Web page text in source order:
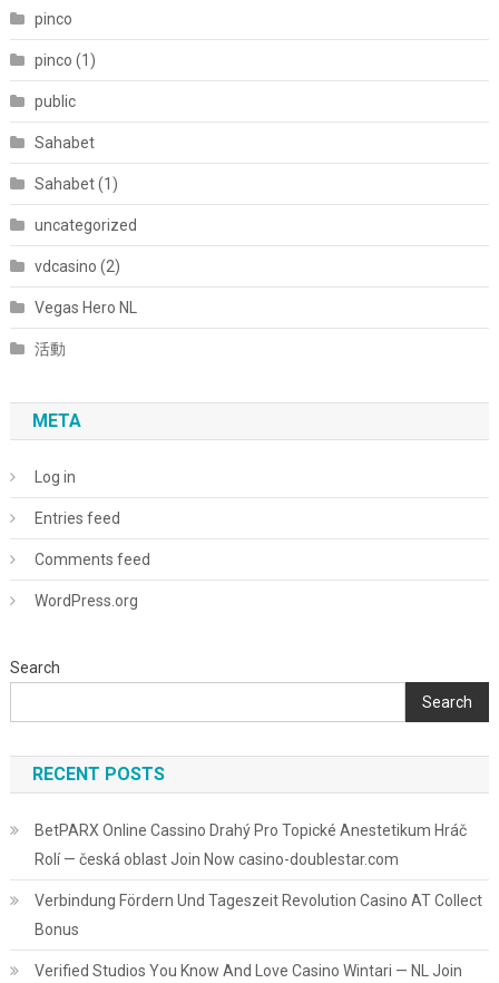
pinco
pinco (1)
public
Sahabet
Sahabet (1)
uncategorized
vdcasino (2)
Vegas Hero NL
活動
META
Log in
Entries feed
Comments feed
WordPress.org
Search
Search
RECENT POSTS
BetPARX Online Cassino Drahý Pro Topické Anestetikum Hráč
Rolí — česká oblast Join Now casino-doublestar.com
Verbindung Fördern Und Tageszeit Revolution Casino AT Collect
Bonus
Verified Studios You Know And Love Casino Wintari — NL Join